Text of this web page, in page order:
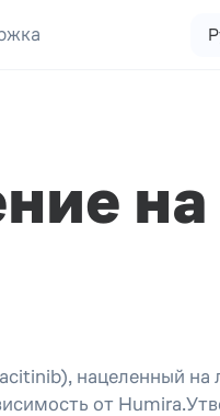
на
нацеленный на
от